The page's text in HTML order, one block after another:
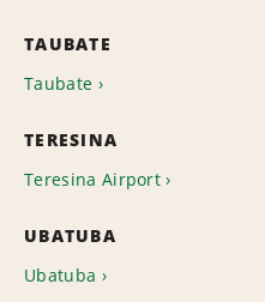
TAUBATE
Taubate
TERESINA
Teresina Airport
UBATUBA
Ubatuba